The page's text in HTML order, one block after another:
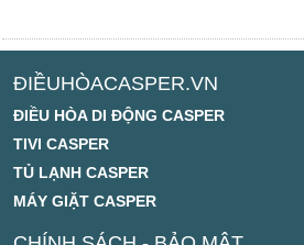
ĐIỀUHÒACASPER.VN
ĐIỀU HÒA DI ĐỘNG CASPER
TIVI CASPER
TỦ LẠNH CASPER
MÁY GIẶT CASPER